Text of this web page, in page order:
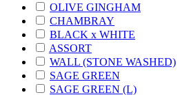
OLIVE GINGHAM
CHAMBRAY
BLACK x WHITE
ASSORT
WALL (STONE WASHED)
SAGE GREEN
SAGE GREEN (L)